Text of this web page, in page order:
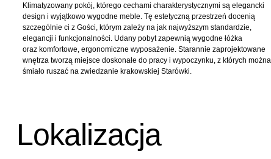
Klimatyzowany pokój, którego cechami charakterystycznymi są elegancki
design i wyjątkowo wygodne meble. Tę estetyczną przestrzeń docenią
szczególnie ci z Gości, którym zależy na jak najwyższym standardzie,
elegancji i funkcjonalności. Udany pobyt zapewnią wygodne łóżka
oraz komfortowe, ergonomiczne wyposażenie. Starannie zaprojektowane
wnętrza tworzą miejsce doskonałe do pracy i wypoczynku, z których można
śmiało ruszać na zwiedzanie krakowskiej Starówki.
Lokalizacja